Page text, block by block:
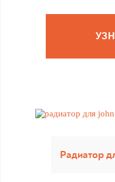
Радиатор